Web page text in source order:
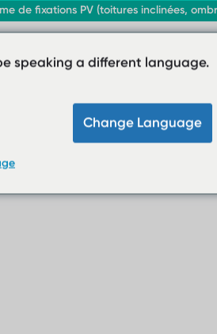
de fixations PV (toitures inclinées,
speaking a different language.
Change Language